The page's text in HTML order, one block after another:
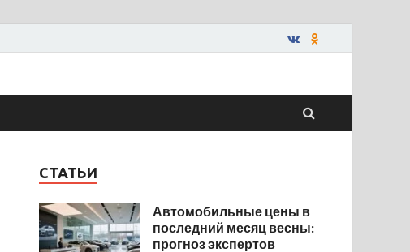
СТАТЬИ
Автомобильные цены в
последний месяц весны:
прогноз экспертов